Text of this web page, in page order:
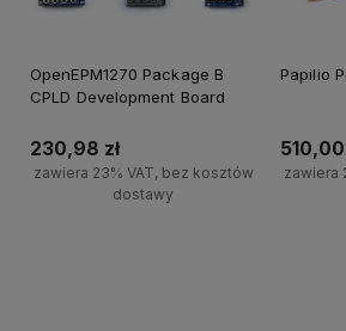
OpenEPM1270 Package B
CPLD Development Board
230,98 zł
zawiera 23% VAT, bez kosztów
dostawy
Papilio
510,00
zawiera